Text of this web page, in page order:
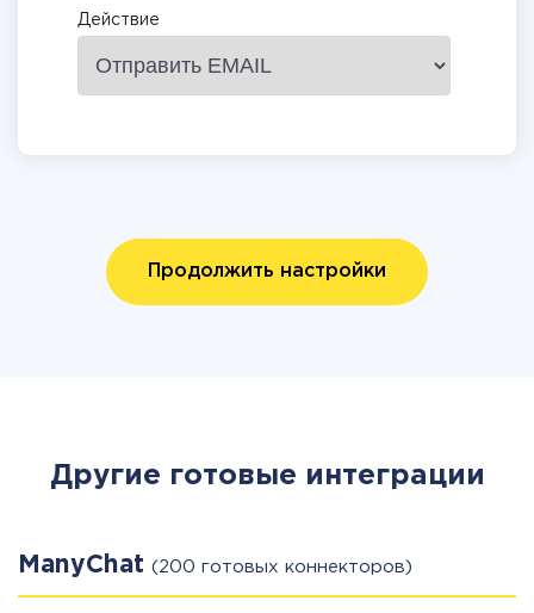
Действие
Продолжить настройки
Другие готовые интеграции
ManyChat (200 готовых коннекторов)